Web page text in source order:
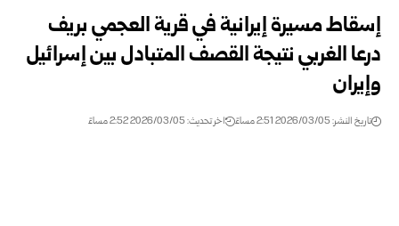
إسقاط مسيرة إيرانية في قرية العجمي بريف
درعا الغربي نتيجة القصف المتبادل بين إسرائيل
وإيران
تاريخ النشر: 2026/03/05 2:51 مساءً اخر تحديث: 2026/03/05 2:52 مساءً